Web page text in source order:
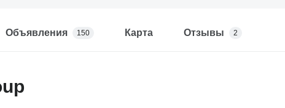
Объявления 150 Карта Отзывы 2